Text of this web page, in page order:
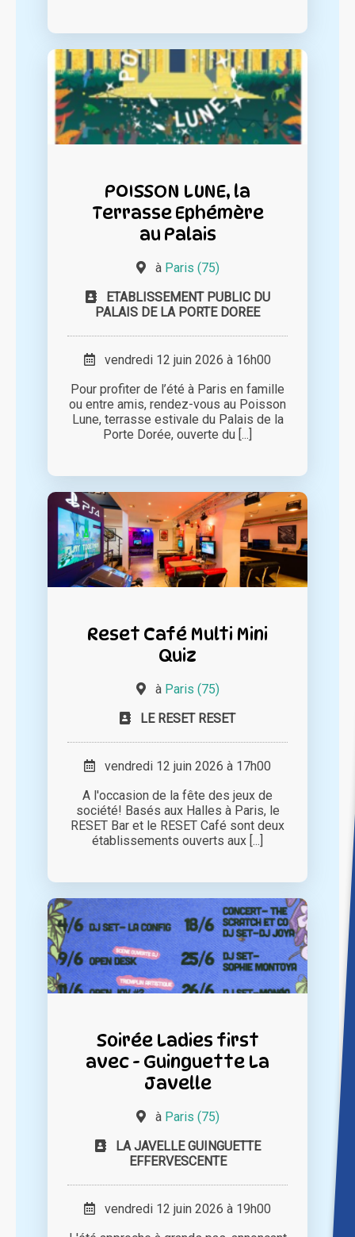
POISSON LUNE, la
Terrasse Ephémère
au Palais
à Paris (75)
ETABLISSEMENT PUBLIC DU
PALAIS DE LA PORTE DOREE
vendredi 12 juin 2026 à 16h00
Pour profiter de l’été à Paris en famille
ou entre amis, rendez-vous au Poisson
Lune, terrasse estivale du Palais de la
Porte Dorée, ouverte du [...]
Reset Café Multi Mini
Quiz
à Paris (75)
LE RESET RESET
vendredi 12 juin 2026 à 17h00
A l'occasion de la fête des jeux de
société! Basés aux Halles à Paris, le
RESET Bar et le RESET Café sont deux
établissements ouverts aux [...]
Soirée Ladies first
avec - Guinguette La
Javelle
à Paris (75)
LA JAVELLE GUINGUETTE
EFFERVESCENTE
vendredi 12 juin 2026 à 19h00